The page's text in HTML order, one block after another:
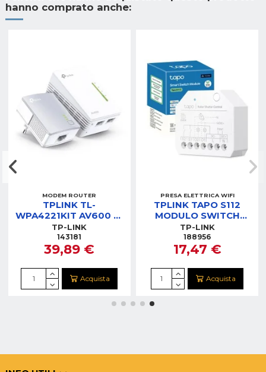
hanno comprato anche:
MODEM ROUTER
TPLINK TL-
WPA4221KIT AV600 2-
PORT POWERLINE
WIFI E LAN
TP-LINK
143181
39,89 €
Acquista
PRESA ELETTRICA WIFI
TPLINK TAPO S112
MODULO SWITCH
SMART
TP-LINK
188956
17,47 €
Acquista